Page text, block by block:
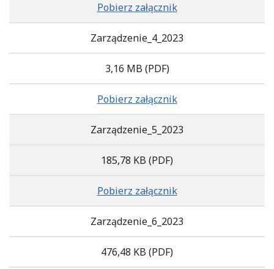
Pobierz załącznik
Zarządzenie_4_2023
3,16 MB (PDF)
Pobierz załącznik
Zarządzenie_5_2023
185,78 KB (PDF)
Pobierz załącznik
Zarządzenie_6_2023
476,48 KB (PDF)